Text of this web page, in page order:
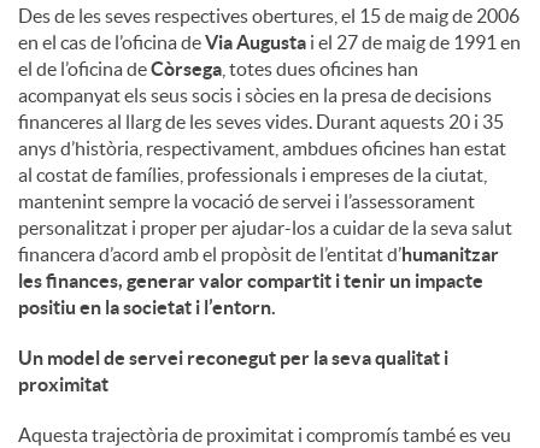
u
t
s
Des de les seves respectives obertures, el 15 de maig de 2006
en el cas de l’oficina deVia Augusta i el 27 de maig de 1991 en
el de l’oficina deCòrsega , totes dues oficines han
acompanyat els seus socis i sòcies en la presa de decisions
financeres al llarg de les seves vides. Durant aquests 20 i 35
anys d’història, respectivament, ambdues oficines han estat
al costat de famílies, professionals i empreses de la ciutat,
mantenint sempre la vocació de servei i l’assessorament
personalitzat i proper per ajudar-los a cuidar de la seva salut
financera d’acord amb el propòsit de l’entitat d’humanitzar
les finances, generar valor compartit i tenir un impacte
positiu en la societat i l’entorn.
Un model de servei reconegut per la seva qualitat i
proximitat
Aquesta trajectòria de proximitat i compromís també es veu